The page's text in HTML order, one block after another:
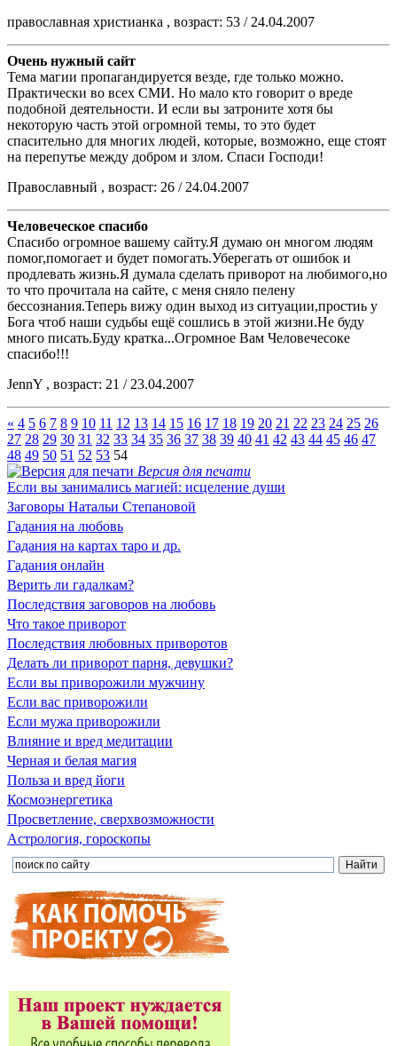
православная христианка , возраст: 53 / 24.04.2007
Очень нужный сайт
Тема магии пропагандируется везде, где только можно.
Практически во всех СМИ. Но мало кто говорит о вреде
подобной деятельности. И если вы затроните хотя бы
некоторую часть этой огромной темы, то это будет
спасительно для многих людей, которые, возможно, еще стоят
на перепутье между добром и злом. Спаси Господи!
Православный , возраст: 26 / 24.04.2007
Человеческое спасибо
Спасибо огромное вашему сайту.Я думаю он многом людям
помог,помогает и будет помогать.Уберегать от ошибок и
продлевать жизнь.Я думала сделать приворот на любимого,но
то что прочитала на сайте, с меня сняло пелену
бессознания.Теперь вижу один выход из ситуации,простиь у
Бога чтоб наши судьбы ещё сошлись в этой жизни.Не буду
много писать.Буду кратка...Огромное Вам Человечесоке
спасибо!!!
JennY , возраст: 21 / 23.04.2007
« 4 5 6 7 8 9 10 11 12 13 14 15 16 17 18 19 20 21 22 23 24 25 26
27 28 29 30 31 32 33 34 35 36 37 38 39 40 41 42 43 44 45 46 47
48 49 50 51 52 53 54
Версия для печати
Если вы занимались магией: исцеление души
Заговоры Натальи Степановой
Гадания на любовь
Гадания на картах таро и др.
Гадания онлайн
Верить ли гадалкам?
Последствия заговоров на любовь
Что такое приворот
Последствия любовных приворотов
Делать ли приворот парня, девушки?
Если вы приворожили мужчину
Если вас приворожили
Если мужа приворожили
Влияние и вред медитации
Черная и белая магия
Польза и вред йоги
Космоэнергетика
Просветление, сверхвозможности
Астрология, гороскопы